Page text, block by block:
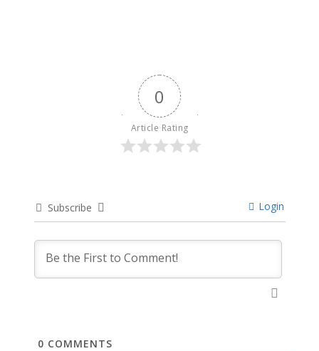
0
Article Rating
Subscribe Login
0 COMMENTS